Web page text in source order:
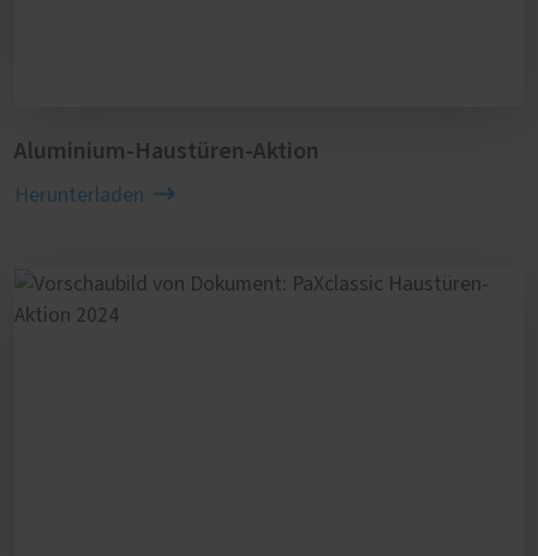
Aluminium-Haustüren-Aktion
Herunterladen